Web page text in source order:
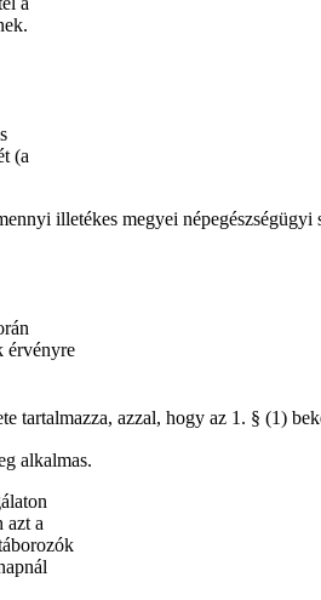
(a
illetékes megyei népegészségügyi
érvényre
tartalmazza, azzal, hogy az 1. § (1)
alkalmas.
azt a